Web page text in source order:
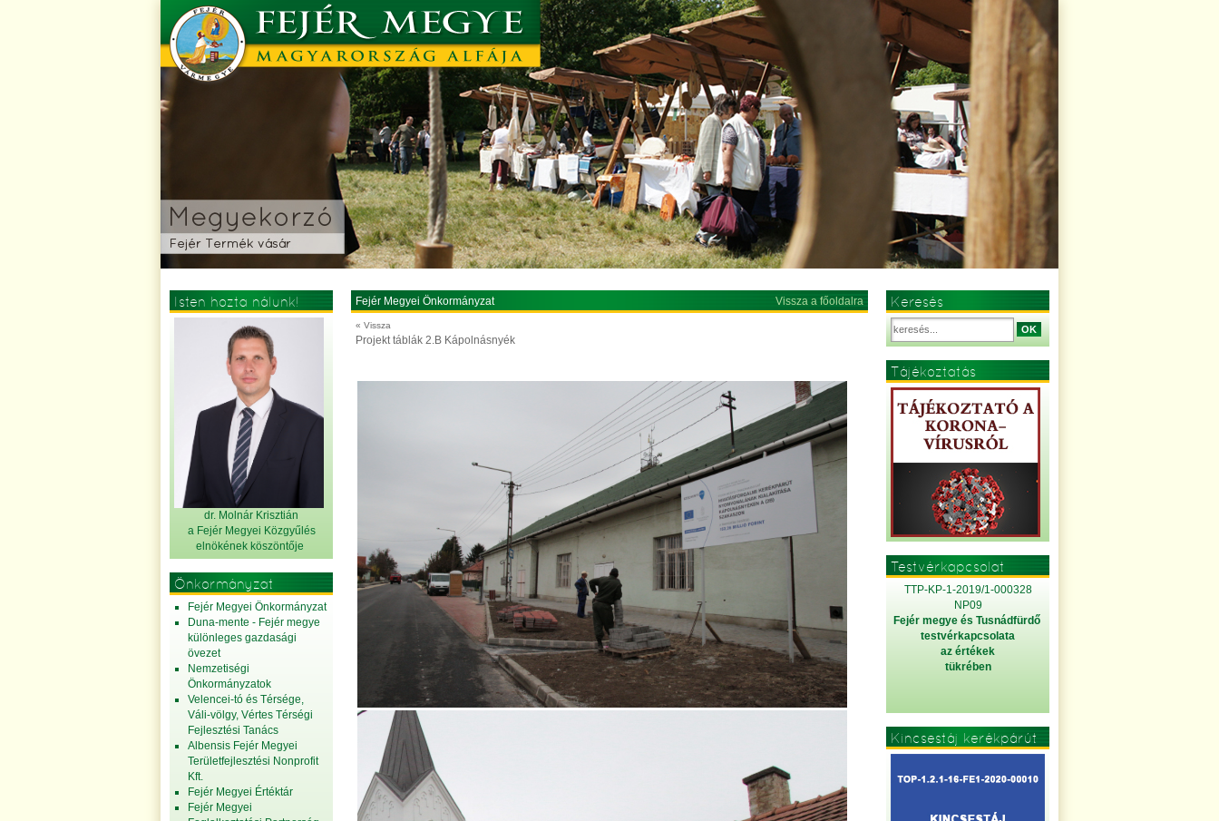
Isten hozta nálunk!
dr. Molnár Krisztián
a Fejér Megyei Közgyűlés
elnökének köszöntője
Önkormányzat
Fejér Megyei Önkormányzat
Duna-mente - Fejér megye
különleges gazdasági
övezet
Nemzetiségi
Önkormányzatok
Velencei-tó és Térsége,
Váli-völgy, Vértes Térségi
Fejlesztési Tanács
Albensis Fejér Megyei
Területfejlesztési Nonprofit
Kft.
Fejér Megyei Értéktár
Fejér Megyei
Fejér Megyei Önkormányzat Vissza a főoldalra
« Vissza
Projekt táblák 2.B Kápolnásnyék
Keresés
OK
Tájékoztatás
Testvérkapcsolat
TTP-KP-1-2019/1-000328
NP09
Fejér megye és Tusnádfürdő
testvérkapcsolata
az értékek
tükrében
Kincsestáj kerékpárút